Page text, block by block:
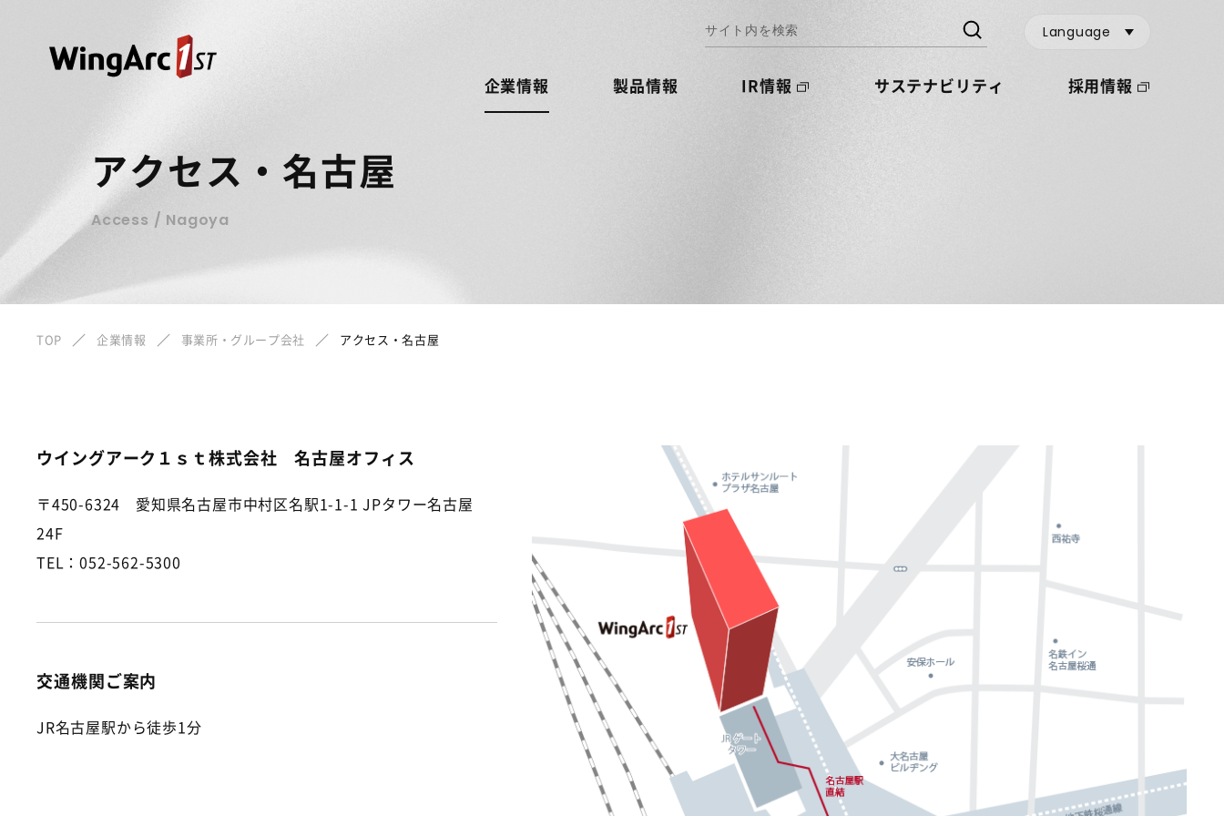
企業情報 製品情報 IR情報 サステナビリティ 採用情報
Language
アクセス・名古屋
Access / Nagoya
TOP 企業情報 事業所・グループ会社 アクセス・名古屋
ウイングアーク１ｓｔ株式会社 名古屋オフィス
〒450-6324 愛知県名古屋市中村区名駅1-1-1 JPタワー名古屋
24F
TEL：052-562-5300
交通機関ご案内
JR名古屋駅から徒歩1分